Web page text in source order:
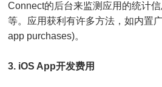
Connect的后台来监测应用的统计
等。应用获利有许多方法，如内置
app purchases)。
3. iOS App开发费用